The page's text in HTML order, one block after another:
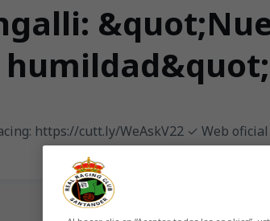
humildad&quot;
https://cutt.ly/WeAskV22 ✓ Web